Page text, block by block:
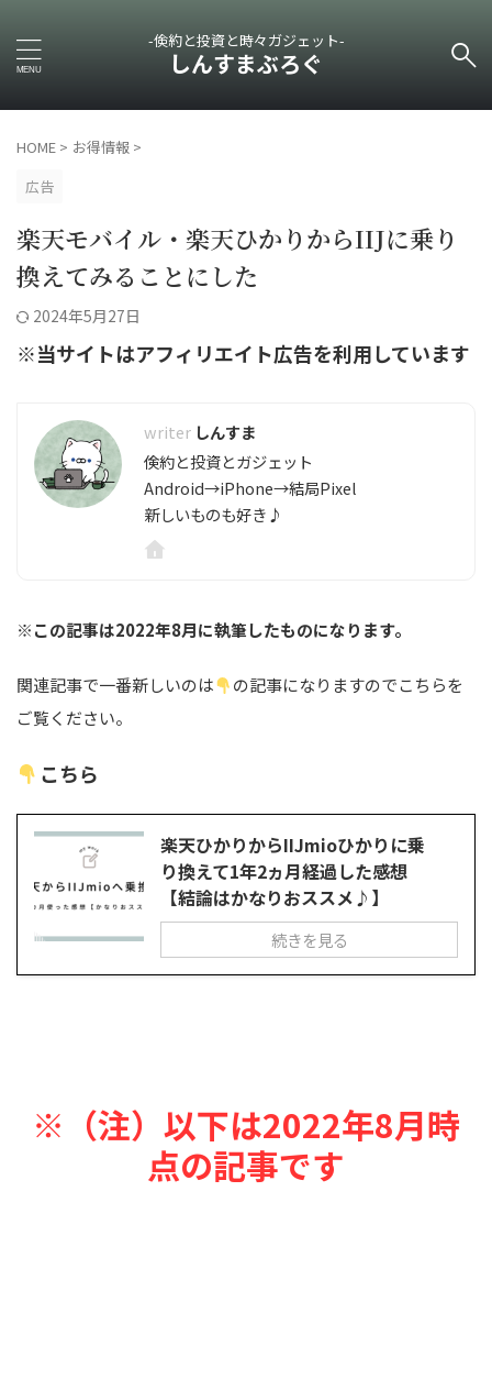
-倹約と投資と時々ガジェット-
しんすまぶろぐ
HOME > お得情報 >
広告
楽天モバイル・楽天ひかりからIIJに乗り
換えてみることにした
2024年5月27日
※当サイトはアフィリエイト広告を利用しています
しんすま
倹約と投資とガジェット
Android→iPhone→結局Pixel
新しいものも好き♪
※この記事は2022年8月に執筆したものになります。
関連記事で一番新しいのは
の記事になりますのでこちらを
ご覧ください。
こちら
楽天ひかりからIIJmioひかりに乗
り換えて1年2ヵ月経過した感想
【結論はかなりおススメ♪】
続きを見る
※（注）以下は2022年8月時
点の記事です